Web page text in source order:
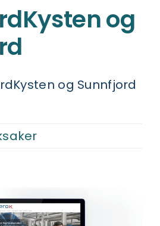
og
og Sunnfjord